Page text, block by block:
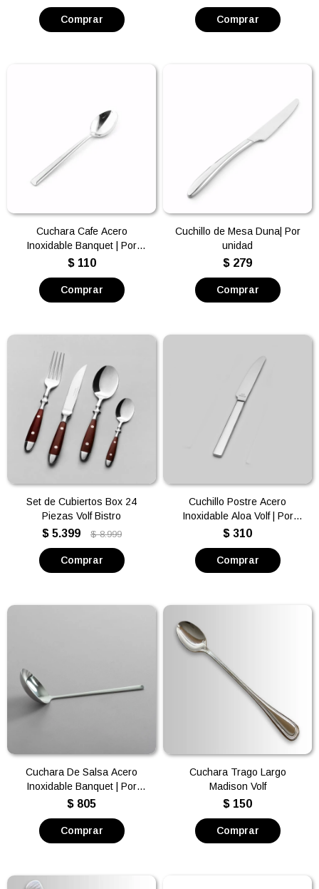
Cuchara Cafe Acero
Inoxidable Banquet | Por
unidad
$ 110
Cuchillo de Mesa Duna| Por
unidad
$ 279
Set de Cubiertos Box 24
Piezas Volf Bistro
$ 5.399 $ 8.999
Cuchillo Postre Acero
Inoxidable Aloa Volf | Por
unidad
$ 310
Cuchara De Salsa Acero
Inoxidable Banquet | Por
unidad
$ 805
Cuchara Trago Largo
Madison Volf
$ 150